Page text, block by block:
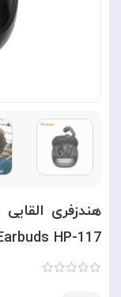
HP-117